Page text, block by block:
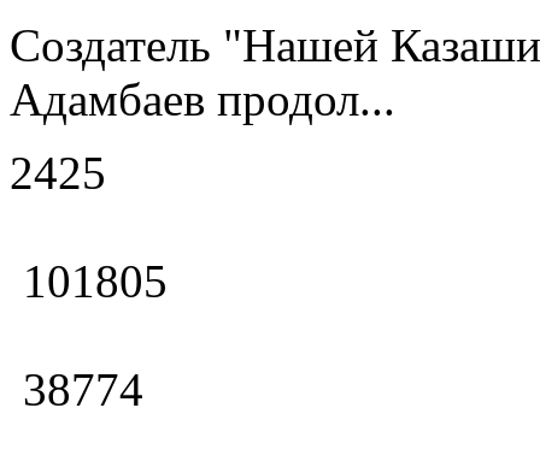
Создатель "Нашей
Адамбаев продол...
2425
101805
38774